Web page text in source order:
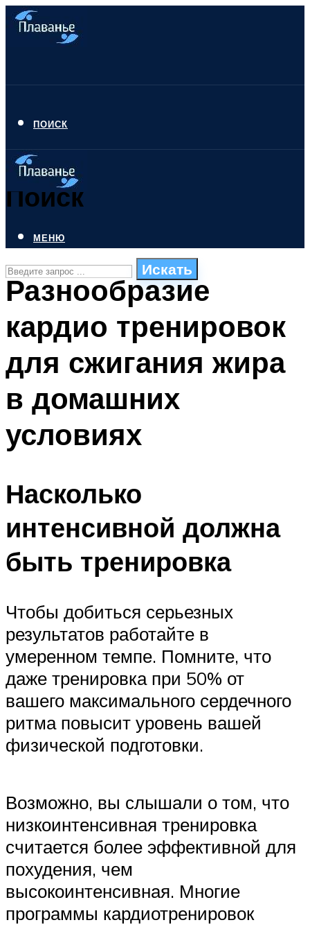
ПОИСК
Поиск
Искать
ПЛАВАНЬЕ ДЛЯ ДЕТЕЙ
БАССЕЙН ДЛЯ ДОМА
МЕНЮ
МЕНЮ
Разнообразие
кардио тренировок
для сжигания жира
в домашних
условиях
Насколько
интенсивной должна
быть тренировка
Чтобы добиться серьезных
результатов работайте в
умеренном темпе. Помните, что
даже тренировка при 50% от
вашего максимального сердечного
ритма повысит уровень вашей
физической подготовки.
Возможно, вы слышали о том, что
низкоинтенсивная тренировка
считается более эффективной для
похудения, чем
высокоинтенсивная. Многие
программы кардиотренировок